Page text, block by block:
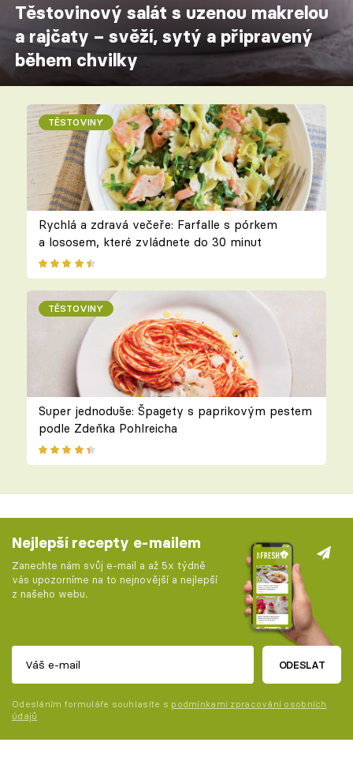
Těstovinový salát s uzenou makrelou
a rajčaty – svěží, sytý a připravený
během chvilky
TĚSTOVINY
Rychlá a zdravá večeře: Farfalle s pórkem
a lososem, které zvládnete do 30 minut
TĚSTOVINY
Super jednoduše: Špagety s paprikovým pestem
podle Zdeňka Pohlreicha
Nejlepší recepty e-mailem
Zanechte nám svůj e-mail a až 5x týdně
vás upozorníme na to nejnovější a nejlepší
z našeho webu.
ODESLAT
Odesláním formuláře souhlasíte s podmínkami zpracování osobních
údajů